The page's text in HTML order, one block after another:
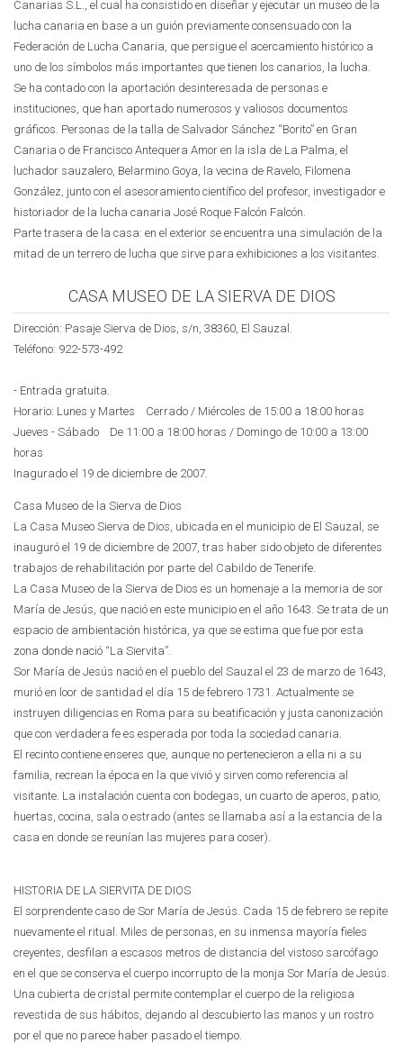
Canarias S.L., el cual ha consistido en diseñar y ejecutar un museo de la
lucha canaria en base a un guión previamente consensuado con la
Federación de Lucha Canaria, que persigue el acercamiento histórico a
uno de los símbolos más importantes que tienen los canarios, la lucha.
Se ha contado con la aportación desinteresada de personas e
instituciones, que han aportado numerosos y valiosos documentos
gráficos. Personas de la talla de Salvador Sánchez “Borito” en Gran
Canaria o de Francisco Antequera Amor en la isla de La Palma, el
luchador sauzalero, Belarmino Goya, la vecina de Ravelo, Filomena
González, junto con el asesoramiento científico del profesor, investigador e
historiador de la lucha canaria José Roque Falcón Falcón.
Parte trasera de la casa: en el exterior se encuentra una simulación de la
mitad de un terrero de lucha que sirve para exhibiciones a los visitantes.
CASA MUSEO DE LA SIERVA DE DIOS
Dirección: Pasaje Sierva de Dios, s/n, 38360, El Sauzal.
Teléfono: 922-573-492
- Entrada gratuita.
Horario: Lunes y Martes Cerrado / Miércoles de 15:00 a 18:00 horas
Jueves - Sábado De 11:00 a 18:00 horas / Domingo de 10:00 a 13:00
horas
Inagurado el 19 de diciembre de 2007.
Casa Museo de la Sierva de Dios
La Casa Museo Sierva de Dios, ubicada en el municipio de El Sauzal, se
inauguró el 19 de diciembre de 2007, tras haber sido objeto de diferentes
trabajos de rehabilitación por parte del Cabildo de Tenerife.
La Casa Museo de la Sierva de Dios es un homenaje a la memoria de sor
María de Jesús, que nació en este municipio en el año 1643. Se trata de un
espacio de ambientación histórica, ya que se estima que fue por esta
zona donde nació “La Siervita”.
Sor María de Jesús nació en el pueblo del Sauzal el 23 de marzo de 1643,
murió en loor de santidad el día 15 de febrero 1731. Actualmente se
instruyen diligencias en Roma para su beatificación y justa canonización
que con verdadera fe es esperada por toda la sociedad canaria.
El recinto contiene enseres que, aunque no pertenecieron a ella ni a su
familia, recrean la época en la que vivió y sirven como referencia al
visitante. La instalación cuenta con bodegas, un cuarto de aperos, patio,
huertas, cocina, sala o estrado (antes se llamaba así a la estancia de la
casa en donde se reunían las mujeres para coser).
HISTORIA DE LA SIERVITA DE DIOS
El sorprendente caso de Sor María de Jesús. Cada 15 de febrero se repite
nuevamente el ritual. Miles de personas, en su inmensa mayoría fieles
creyentes, desfilan a escasos metros de distancia del vistoso sarcófago
en el que se conserva el cuerpo incorrupto de la monja Sor María de Jesús.
Una cubierta de cristal permite contemplar el cuerpo de la religiosa
revestida de sus hábitos, dejando al descubierto las manos y un rostro
por el que no parece haber pasado el tiempo.